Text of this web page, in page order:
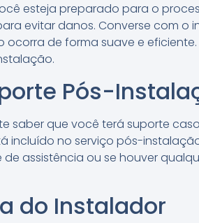
esteja preparado para o
evitar danos. Converse com o
de forma suave e
Pós-
saber que você terá suporte
incluído no serviço pós-
assistência ou se houver
do Instalador